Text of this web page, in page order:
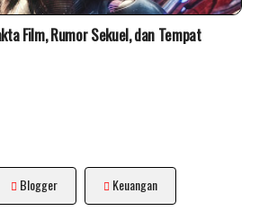
Film, Rumor Sekuel, dan Tempat
Blogger Keuangan